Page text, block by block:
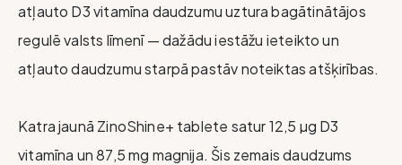
atļauto D3 vitamīna daudzumu uztura bagātinātājos
regulē valsts līmenī — dažādu iestāžu ieteikto un
atļauto daudzumu starpā pastāv noteiktas atšķirības.
Katra jaunā ZinoShine+ tablete satur 12,5 µg D3
vitamīna un 87,5 mg magnija. Šis zemais daudzums